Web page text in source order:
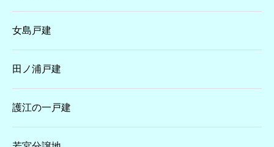
女島戸建
田ノ浦戸建
護江の一戸建